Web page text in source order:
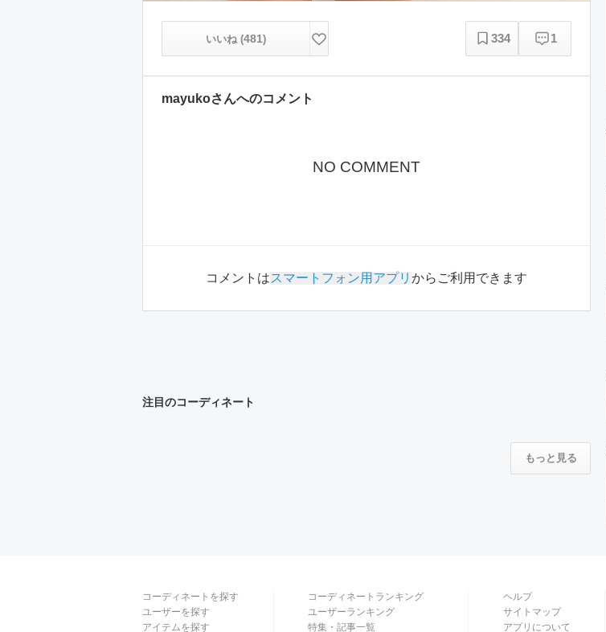
いいね (481) 334 1
mayukoさんへのコメント
NO COMMENT
コメントはスマートフォン用アプリ からご利用できます
注目のコーディネート
もっと見る
コーディネートを探す
ユーザーを探す
アイテムを探す
コーディネートランキング
ユーザーランキング
特集・記事一覧
ヘルプ
サイトマップ
アプリについて